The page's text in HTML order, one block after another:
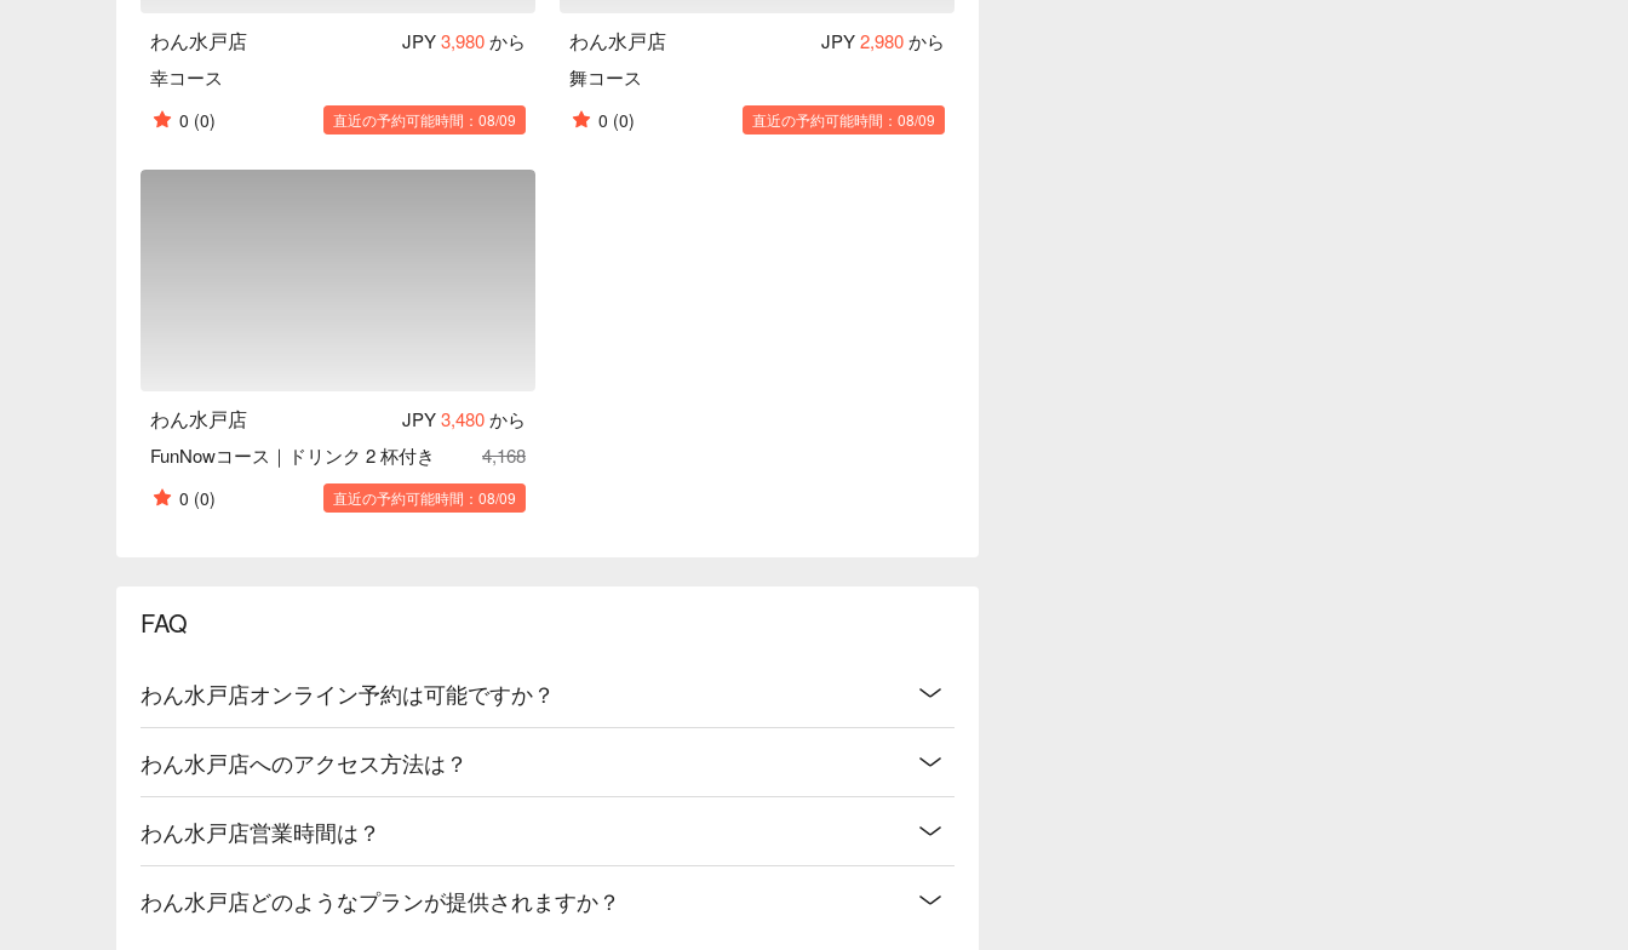
す。お味噌汁の中に含まれる大豆タンパクには血中のコレステロール値を低くしたり、血管を丈
夫にする働きがあります。
わん水戸店 JPY3,980から
幸コース
0 (0) 直近の予約可能時間：08/09
わん水戸店 JPY2,980から
舞コース
0 (0) 直近の予約可能時間：08/09
わん水戸店 JPY3,480から
FunNowコース｜ドリンク 2 杯付き
4,168
0 (0) 直近の予約可能時間：08/09
FAQ
わん水戸店オンライン予約は可能ですか？
わん水戸店へのアクセス方法は？
わん水戸店営業時間は？
わん水戸店どのようなプランが提供されますか？